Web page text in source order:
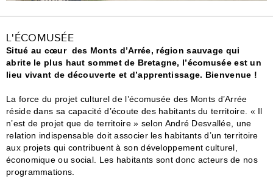
L'ÉCOMUSÉE
Situé au cœur des Monts d’Arrée, région sauvage qui
abrite le plus haut sommet de Bretagne, l’écomusée est un
lieu vivant de découverte et d’apprentissage. Bienvenue !
La force du projet culturel de l’écomusée des Monts d’Arrée
réside dans sa capacité d’écoute des habitants du territoire. « Il
n’est de projet que de territoire » selon André Desvallée, une
relation indispensable doit associer les habitants d’un territoire
aux projets qui contribuent à son développement culturel,
économique ou social. Les habitants sont donc acteurs de nos
programmations.